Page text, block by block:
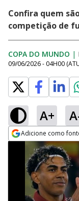
Confira quem
competição de
COPA DO MUNDO |
09/06/2026 - 04H00
A+
Adicione como
Opens in new